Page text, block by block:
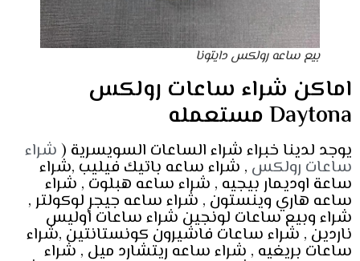
بيع ساعه رولكس دايتونا
اماكن شراء ساعات رولكس
Daytona مستعمله
يوجد لدينا خبراء شراء الساعات السويسرية (شراء
ساعات رولكس , شراء ساعه باتيك فيليب ,شراء
ساعة اوديمار بيجيه , شراء ساعه هبلوت , شراء
ساعه هاري وينستون , شراء ساعه جيجر لوكولتر ,
شراء وبيع ساعات لونجين شراء ساعات أوليس
ناردين , شراء ساعات فاشيرون كونستانتين ,شراء
ساعات بريغيه , شراء ساعه ريتشارد ميل , شراء